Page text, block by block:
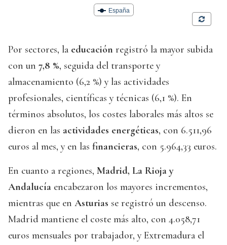
Por sectores, la educación registró la mayor subida
con un 7,8 %, seguida del transporte y
almacenamiento (6,2 %) y las actividades
profesionales, científicas y técnicas (6,1 %). En
términos absolutos, los costes laborales más altos se
dieron en las actividades energéticas, con 6.511,96
euros al mes, y en las financieras, con 5.964,33 euros.
En cuanto a regiones, Madrid, La Rioja y
Andalucía encabezaron los mayores incrementos,
mientras que en Asturias se registró un descenso.
Madrid mantiene el coste más alto, con 4.058,71
euros mensuales por trabajador, y Extremadura el